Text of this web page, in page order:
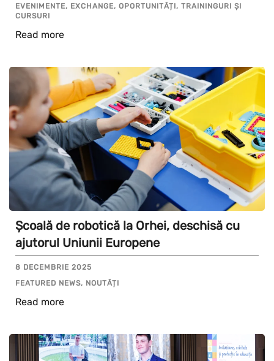
EVENIMENTE, EXCHANGE, OPORTUNITĂȚI, TRAININGURI ȘI
CURSURI
Read more
Școală de robotică la Orhei, deschisă cu
ajutorul Uniunii Europene
8 DECEMBRIE 2025
FEATURED NEWS, NOUTĂȚI
Read more